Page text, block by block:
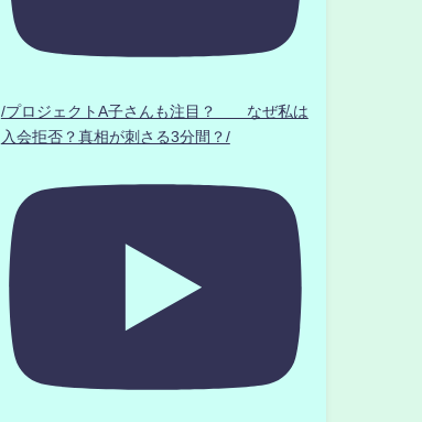
/プロジェクトA子さんも注目？ なぜ私は
入会拒否？真相が刺さる3分間？/